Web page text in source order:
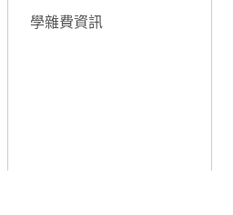
學雜費資訊